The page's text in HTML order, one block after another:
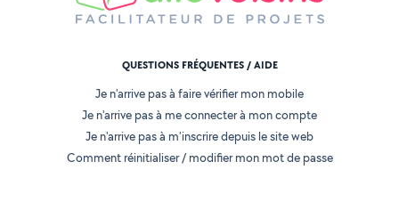
QUESTIONS FRÉQUENTES / AIDE
Je n'arrive pas à faire vérifier mon mobile
Je n'arrive pas à me connecter à mon compte
Je n'arrive pas à m'inscrire depuis le site web
Comment réinitialiser / modifier mon mot de passe